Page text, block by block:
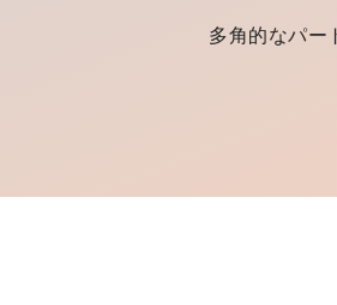
多角的なパー